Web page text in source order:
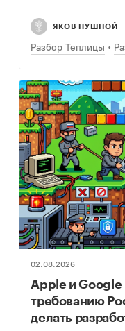
ЯКОВ ПУШНОЙ
Разбор Теплицы
02.08.2026
Apple и Google
требованию
делать